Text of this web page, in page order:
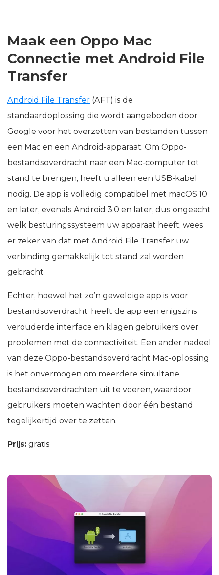
Maak een Oppo Mac
Connectie met Android File
Transfer
Android File Transfer (AFT) is de
standaardoplossing die wordt aangeboden door
Google voor het overzetten van bestanden tussen
een Mac en een Android-apparaat. Om Oppo-
bestandsoverdracht naar een Mac-computer tot
stand te brengen, heeft u alleen een USB-kabel
nodig. De app is volledig compatibel met macOS 10
en later, evenals Android 3.0 en later, dus ongeacht
welk besturingssysteem uw apparaat heeft, wees
er zeker van dat met Android File Transfer uw
verbinding gemakkelijk tot stand zal worden
gebracht.
Echter, hoewel het zo’n geweldige app is voor
bestandsoverdracht, heeft de app een enigszins
verouderde interface en klagen gebruikers over
problemen met de connectiviteit. Een ander nadeel
van deze Oppo-bestandsoverdracht Mac-oplossing
is het onvermogen om meerdere simultane
bestandsoverdrachten uit te voeren, waardoor
gebruikers moeten wachten door één bestand
tegelijkertijd over te zetten.
Prijs: gratis